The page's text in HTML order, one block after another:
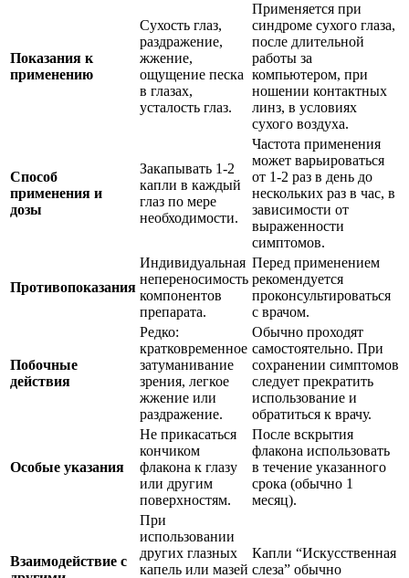
Показания к
применению
Сухость глаз,
раздражение,
жжение,
ощущение песка
в глазах,
усталость глаз.
Применяется при
синдроме сухого глаза,
после длительной
работы за
компьютером, при
ношении контактных
линз, в условиях
сухого воздуха.
Способ
применения и
дозы
Закапывать 1-2
капли в каждый
глаз по мере
необходимости.
Частота применения
может варьироваться
от 1-2 раз в день до
нескольких раз в час, в
зависимости от
выраженности
симптомов.
Противопоказания
Индивидуальная
непереносимость
компонентов
препарата.
Перед применением
рекомендуется
проконсультироваться
с врачом.
Побочные
действия
Редко:
кратковременное
затуманивание
зрения, легкое
жжение или
раздражение.
Обычно проходят
самостоятельно. При
сохранении симптомов
следует прекратить
использование и
обратиться к врачу.
Особые указания
Не прикасаться
кончиком
флакона к глазу
или другим
поверхностям.
После вскрытия
флакона использовать
в течение указанного
срока (обычно 1
месяц).
Взаимодействие с
При
использовании
других глазных
капель или мазей
Капли “Искусственная
слеза” обычно